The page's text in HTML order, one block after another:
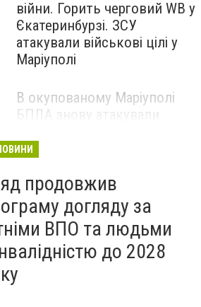
війни. Горить черговий WB у
Єкатеринбурзі. ЗСУ
атакували військові цілі у
Маріуполі
В окупованому Маріуполі
БПЛА знову атакували
— ВІДЕО
продовжив
догляду за
ВПО та людьми
до 2028